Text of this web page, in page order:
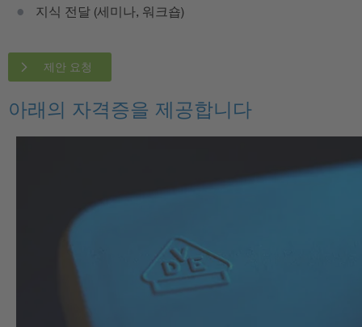
지식 전달 (세미나, 워크숍)
제안 요청
아래의 자격증을 제공합니다